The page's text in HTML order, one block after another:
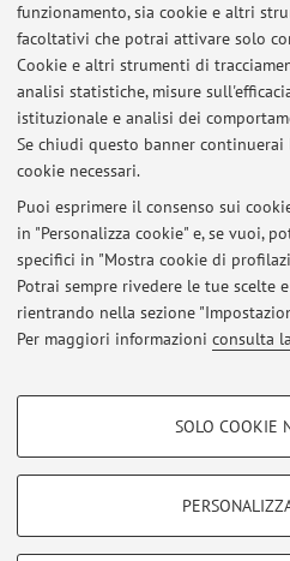
funzionamento, sia cookie e altri
facoltativi che potrai attivare solo
Cookie e altri strumenti di
analisi statistiche, misure
istituzionale e analisi dei
Se chiudi questo banner
cookie necessari.
Puoi esprimere il consenso sui
in "Personalizza cookie" e, se vuoi,
specifici in "Mostra cookie di
Potrai sempre rivedere le tue scelte
rientrando nella sezione
Per maggiori informazioni consulta
COOKIE DI PROFILAZIONE -
SOLO COOKIE
Ultimi
Lauree. Avviso per i laureandi:
Pubblicato il: 07 febbraio 2019
Lauree. Richiesta di correlazione:
Pubblicato il: 17 gennaio 2019
Esami Storia dell'Architettura e
contemporanea
Pubblicato il: 07 luglio 2015
Area riservata
Accedi tramiteloginper gestire tutti